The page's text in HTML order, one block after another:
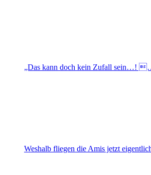
„Das kann doch kein Zufall sein…!
Weshalb fliegen die Amis jetzt